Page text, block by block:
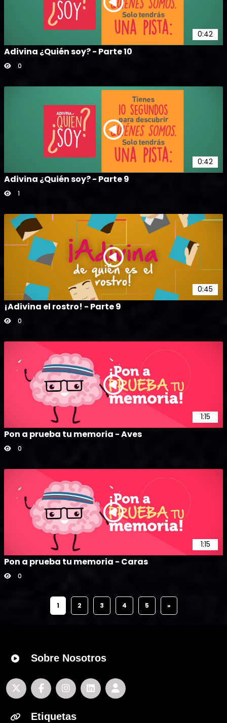
0:42
Adivina ¿Quién soy? - Parte 10
0
0:42
Adivina ¿Quién soy? - Parte 9
1
0:45
¡Adivina el rostro! - Parte 9
0
1:15
Pon a prueba tu memoria - Aves
0
1:15
Pon a prueba tu memoria - Caras
0
1 2 3 4 5 »
Sobre Nosotros
Etiquetas